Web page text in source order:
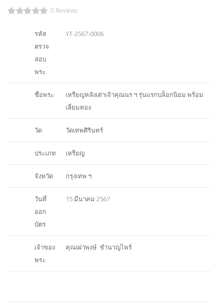
0 Reviews
รหัส
ตรวจ
สอบ
พระ
YT-2567-0006
ชื่อพระ
เหรียญหลังเต่าเจ้าคุณนร ฯ รุ่นแรกบล็อกนิยม พร้อม
เลี่ยมทอง
วัด วัดเทพศิรินทร์
ประเภท เหรียญ
จังหวัด กรุงเทพ ฯ
วันที่
ออก
บัตร
15 มีนาคม 2567
เจ้าของ
พระ
คุณเผ่าพงษ์ ชำนาญไพร์